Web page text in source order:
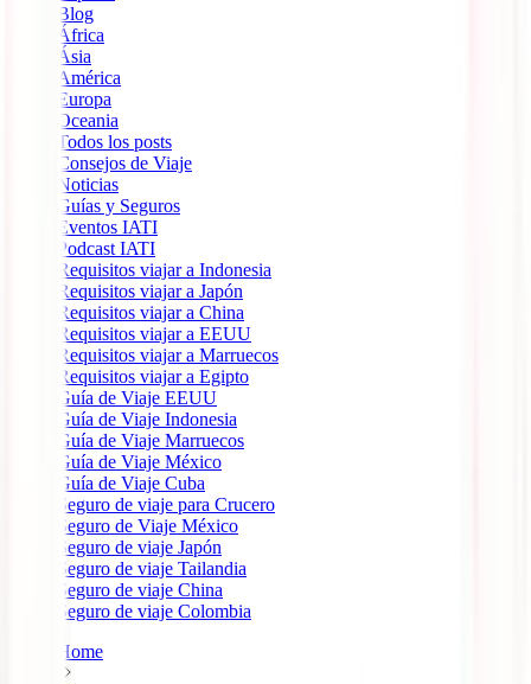
Blog
África
Ásia
América
Europa
Oceania
Todos los posts
Consejos de Viaje
Noticias
Guías y Seguros
Eventos IATI
Podcast IATI
Requisitos viajar a Indonesia
Requisitos viajar a Japón
Requisitos viajar a China
Requisitos viajar a EEUU
Requisitos viajar a Marruecos
Requisitos viajar a Egipto
Guía de Viaje EEUU
Guía de Viaje Indonesia
Guía de Viaje Marruecos
Guía de Viaje México
Guía de Viaje Cuba
Seguro de viaje para Crucero
Seguro de Viaje México
Seguro de viaje Japón
Seguro de viaje Tailandia
Seguro de viaje China
Seguro de viaje Colombia
Home